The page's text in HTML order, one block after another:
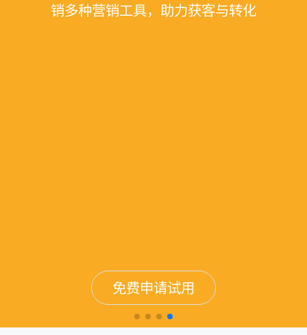
约分配，科学安排医疗资源
免费申请试用
定制、实现客户长期价值挖掘
免费申请试用
销多种营销工具，助力获客与转化
免费申请试用
员管理、财务核算全流程管理
免费申请试用